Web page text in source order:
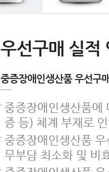
우선구매 실적
중증장애인생산품 우선구
중증장애인생산품에
증 등) 체계 부재로
중증장애인생산품
무부담 최소화 및 비